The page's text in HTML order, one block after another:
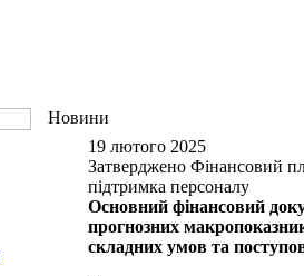
Новини
19 лютого 2025
Затверджено Фінансовий
підтримка персоналу
Основний фінансовий
прогнозних
складних умов та